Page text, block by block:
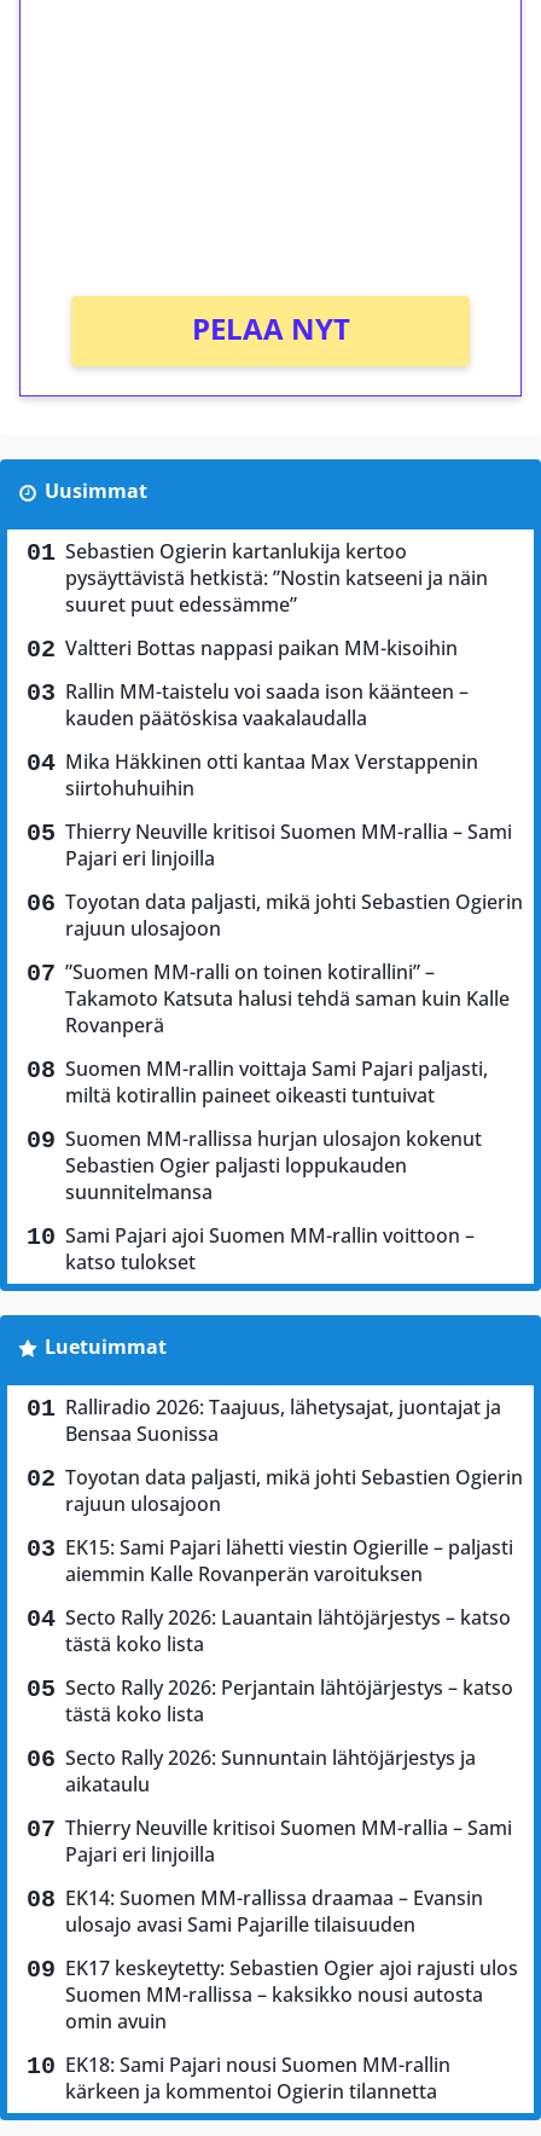
PELAA NYT
Uusimmat
Sebastien Ogierin kartanlukija kertoo
pysäyttävistä hetkistä: ”Nostin katseeni ja näin
suuret puut edessämme”
Valtteri Bottas nappasi paikan MM-kisoihin
Rallin MM-taistelu voi saada ison käänteen –
kauden päätöskisa vaakalaudalla
Mika Häkkinen otti kantaa Max Verstappenin
siirtohuhuihin
Thierry Neuville kritisoi Suomen MM-rallia – Sami
Pajari eri linjoilla
Toyotan data paljasti, mikä johti Sebastien Ogierin
rajuun ulosajoon
”Suomen MM-ralli on toinen kotirallini” –
Takamoto Katsuta halusi tehdä saman kuin Kalle
Rovanperä
Suomen MM-rallin voittaja Sami Pajari paljasti,
miltä kotirallin paineet oikeasti tuntuivat
Suomen MM-rallissa hurjan ulosajon kokenut
Sebastien Ogier paljasti loppukauden
suunnitelmansa
Sami Pajari ajoi Suomen MM-rallin voittoon –
katso tulokset
Luetuimmat
Ralliradio 2026: Taajuus, lähetysajat, juontajat ja
Bensaa Suonissa
Toyotan data paljasti, mikä johti Sebastien Ogierin
rajuun ulosajoon
EK15: Sami Pajari lähetti viestin Ogierille – paljasti
aiemmin Kalle Rovanperän varoituksen
Secto Rally 2026: Lauantain lähtöjärjestys – katso
tästä koko lista
Secto Rally 2026: Perjantain lähtöjärjestys – katso
tästä koko lista
Secto Rally 2026: Sunnuntain lähtöjärjestys ja
aikataulu
Thierry Neuville kritisoi Suomen MM-rallia – Sami
Pajari eri linjoilla
EK14: Suomen MM-rallissa draamaa – Evansin
ulosajo avasi Sami Pajarille tilaisuuden
EK17 keskeytetty: Sebastien Ogier ajoi rajusti ulos
Suomen MM-rallissa – kaksikko nousi autosta
omin avuin
EK18: Sami Pajari nousi Suomen MM-rallin
kärkeen ja kommentoi Ogierin tilannetta